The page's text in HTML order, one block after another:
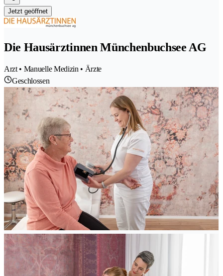
Jetzt geöffnet
Die Hausärztinnen Münchenbuchsee AG
Arzt • Manuelle Medizin • Ärzte
Geschlossen